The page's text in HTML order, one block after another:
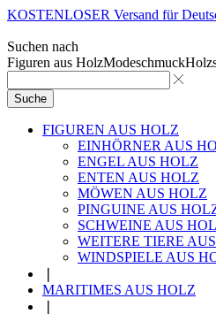
KOSTENLOSER Versand für
Suchen nach
Figuren aus HolzModeschmuck
Suche
FIGUREN AUS HOLZ
EINHÖRNER AUS
ENGEL AUS HOLZ
ENTEN AUS HOLZ
MÖWEN AUS HOLZ
PINGUINE AUS
SCHWEINE AUS
WEITERE TIERE
WINDSPIELE AUS
MARITIMES AUS HOLZ